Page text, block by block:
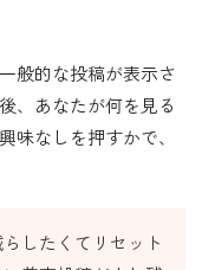
般的な投稿が表示さ
、あなたが何を見る
味なしを押すかで、
したくてリセット